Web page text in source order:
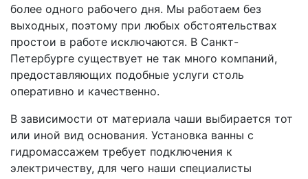
более одного рабочего дня. Мы работаем без
выходных, поэтому при любых обстоятельствах
простои в работе исключаются. В Санкт-
Петербурге существует не так много компаний,
предоставляющих подобные услуги столь
оперативно и качественно.
В зависимости от материала чаши выбирается тот
или иной вид основания. Установка ванны с
гидромассажем требует подключения к
электричеству, для чего наши специалисты